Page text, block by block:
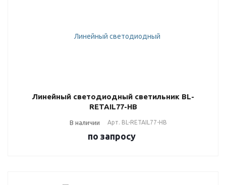
Линейный светодиодный светильник BL-
RETAIL77-HB
В наличии Арт. BL-RETAIL77-HB
по запросу